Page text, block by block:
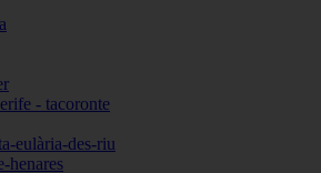
- tacoronte
eulària-des-riu
henares